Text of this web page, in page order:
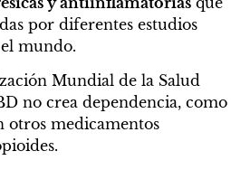
por diferentes estudios
mundo.
Mundial de la Salud
no crea dependencia, como
otros medicamentos